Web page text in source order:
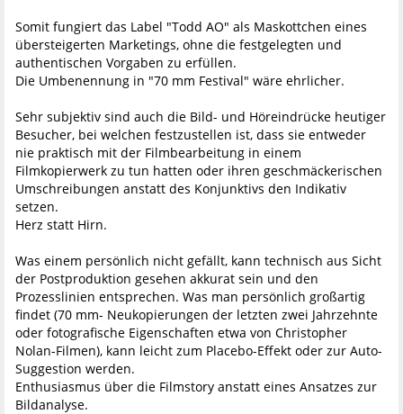
Somit fungiert das Label "Todd AO" als Maskottchen eines
übersteigerten Marketings, ohne die festgelegten und
authentischen Vorgaben zu erfüllen.
Die Umbenennung in "70 mm Festival" wäre ehrlicher.
Sehr subjektiv sind auch die Bild- und Höreindrücke heutiger
Besucher, bei welchen festzustellen ist, dass sie entweder
nie praktisch mit der Filmbearbeitung in einem
Filmkopierwerk zu tun hatten oder ihren geschmäckerischen
Umschreibungen anstatt des Konjunktivs den Indikativ
setzen.
Herz statt Hirn.
Was einem persönlich nicht gefällt, kann technisch aus Sicht
der Postproduktion gesehen akkurat sein und den
Prozesslinien entsprechen. Was man persönlich großartig
findet (70 mm- Neukopierungen der letzten zwei Jahrzehnte
oder fotografische Eigenschaften etwa von Christopher
Nolan-Filmen), kann leicht zum Placebo-Effekt oder zur Auto-
Suggestion werden.
Enthusiasmus über die Filmstory anstatt eines Ansatzes zur
Bildanalyse.